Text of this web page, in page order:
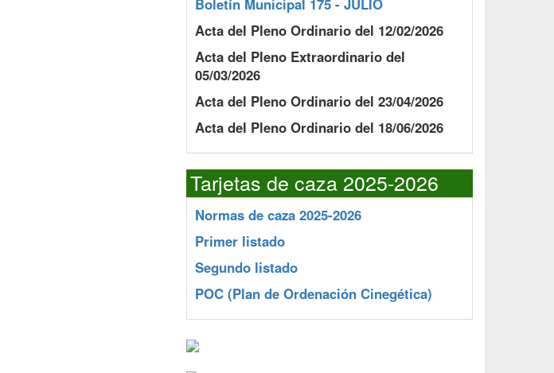
Boletín Municipal 175 - JULIO
Acta del Pleno Ordinario del 12/02/2026
Acta del Pleno Extraordinario del
05/03/2026
Acta del Pleno Ordinario del 23/04/2026
Acta del Pleno Ordinario del 18/06/2026
Tarjetas de caza 2025-2026
Normas de caza 2025-2026
Primer listado
Segundo listado
POC (Plan de Ordenación Cinegética)